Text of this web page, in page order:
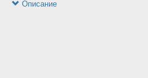
Описание